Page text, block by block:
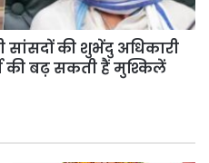
सांसदों की शुभेंदु अधिकारी
की बढ़ सकती हैं मुश्किलें